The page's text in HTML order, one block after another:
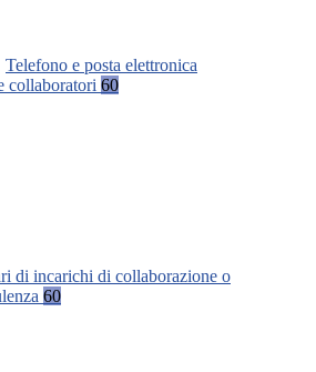
Telefono e posta elettronica
collaboratori 60
di incarichi di collaborazione o
60